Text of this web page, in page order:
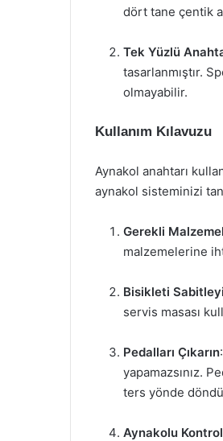
dört tane çentik
Tek Yüzlü
tasarlanmıştır.
olmayabilir.
Kullanım Kılavuzu
Aynakol anahtarı
aynakol sisteminizi
Gerekli
malzemelerine
Bisikleti
servis masası
Pedalları Çıkarın
yapamazsınız.
ters yönde
Aynakolu